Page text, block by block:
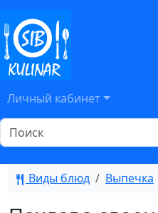
Личный кабинет
Виды блюд Выпечка